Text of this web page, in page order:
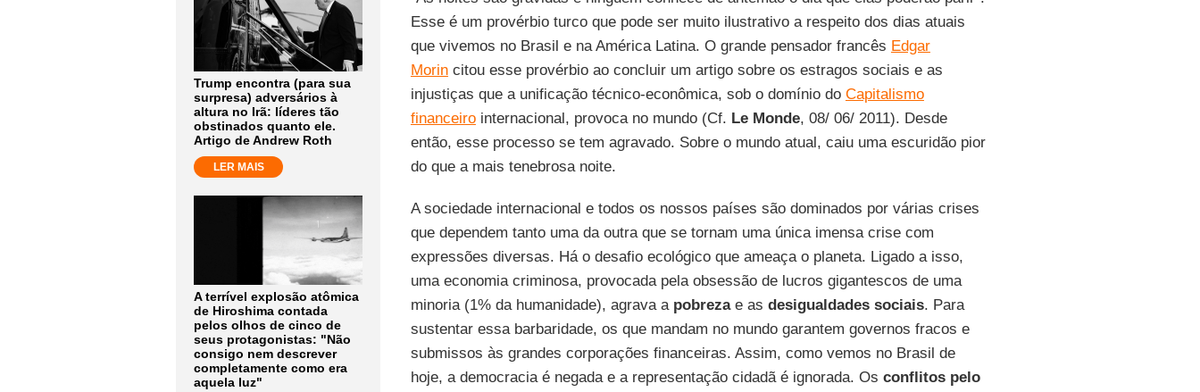
Trump encontra (para sua
surpresa) adversários à
altura no Irã: líderes tão
obstinados quanto ele.
Artigo de Andrew Roth
LER MAIS
A terrível explosão atômica
de Hiroshima contada
pelos olhos de cinco de
seus protagonistas: "Não
consigo nem descrever
completamente como era
aquela luz"
Esse é um provérbio turco que pode ser muito ilustrativo a respeito dos dias atuais
que vivemos no Brasil e na América Latina. O grande pensador francês Edgar
Morincitou esse provérbio ao concluir um artigo sobre os estragos sociais e as
injustiças que a unificação técnico-econômica, sob o domínio do Capitalismo
financeirointernacional, provoca no mundo (Cf. Le Monde, 08/ 06/ 2011). Desde
então, esse processo se tem agravado. Sobre o mundo atual, caiu uma escuridão pior
do que a mais tenebrosa noite.
A sociedade internacional e todos os nossos países são dominados por várias crises
que dependem tanto uma da outra que se tornam uma única imensa crise com
expressões diversas. Há o desafio ecológico que ameaça o planeta. Ligado a isso,
uma economia criminosa, provocada pela obsessão de lucros gigantescos de uma
minoria (1% da humanidade), agrava a pobrezae as desigualdades sociais. Para
sustentar essa barbaridade, os que mandam no mundo garantem governos fracos e
submissos às grandes corporações financeiras. Assim, como vemos no Brasil de
hoje, a democracia é negada e a representação cidadã é ignorada. Os conflitos pelo